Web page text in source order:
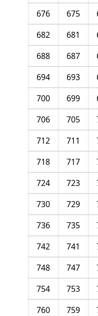
675
676
681
682
687
688
693
694
699
700
705
706
711
712
717
718
723
724
729
730
735
736
741
742
747
748
753
754
759
760